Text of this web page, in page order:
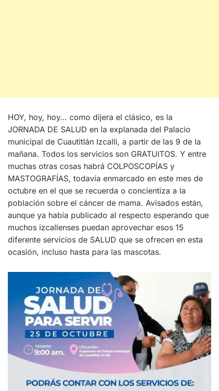
HOY, hoy, hoy… como dijera el clásico, es la
JORNADA DE SALUD en la explanada del Palacio
municipal de Cuautitlán Izcalli, a partir de las 9 de la
mañana. Todos los servicios son GRATUITOS. Y entre
muchas otras cosas habrá COLPOSCOPÍAS y
MASTOGRAFÍAS, todavía enmarcado en este mes de
octubre en el que se recuerda o concientiza a la
población sobre el cáncer de mama. Avisados están,
aunque ya había publicado al respecto esperando que
muchos izcallenses puedan aprovechar esos 15
diferente servicios de SALUD que se ofrecen en esta
ocasión, incluso hasta para las mascotas.